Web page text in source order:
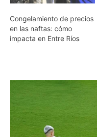
Congelamiento de precios
en las naftas: cómo
impacta en Entre Ríos